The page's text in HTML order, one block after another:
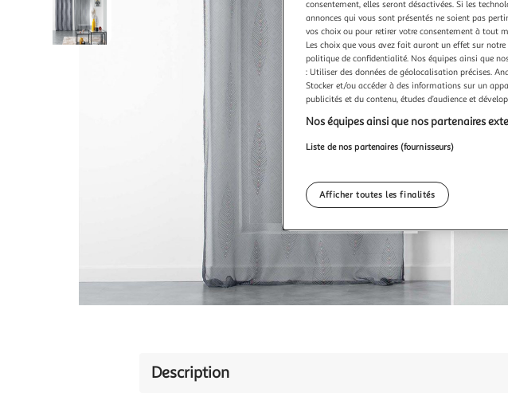
Description
consentement, elles seront désactivées. Si les
annonces qui vous sont présentés ne soient pas
vos choix ou pour retirer votre consentement à tout
Les choix que vous avez fait auront un effet sur
politique de confidentialité. Nos équipes ainsi que
: Utiliser des données de géolocalisation précises.
Stocker et/ou accéder à des informations sur un
publicités et du contenu, études d’audience et
Nos équipes ainsi que nos partenaires
Liste de nos partenaires (fournisseurs)
Afficher toutes les finalités